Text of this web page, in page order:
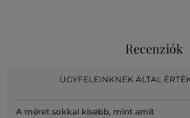
Recenziók
ÜGYFELEINKNEK ÁLTAL
A méret sokkal kisebb, mint amit